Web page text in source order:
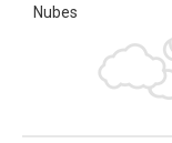
Nubes